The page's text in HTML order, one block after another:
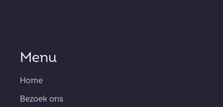
Menu
Home
Bezoek ons